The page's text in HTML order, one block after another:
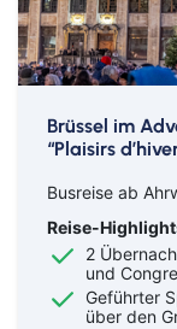
Brüssel im
“Plaisirs
Busreise ab
Reise-
2
und
Geführter
über den